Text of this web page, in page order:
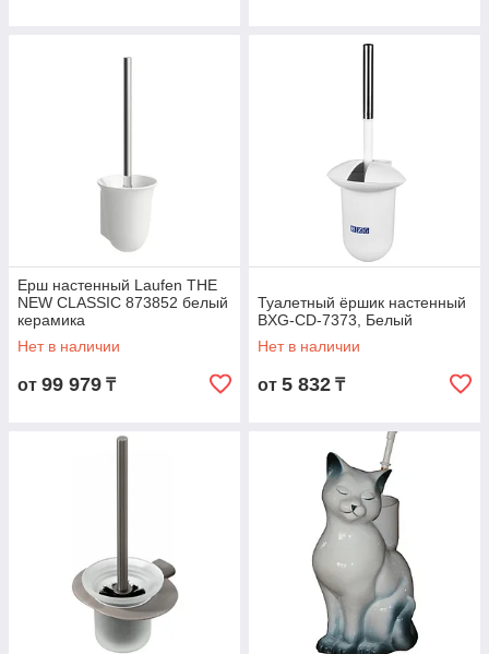
Ерш настенный Laufen THE
NEW CLASSIC 873852 белый
керамика
Нет в наличии
от 99 979 ₸
Туалетный ёршик настенный
BXG-CD-7373, Белый
Нет в наличии
от 5 832 ₸